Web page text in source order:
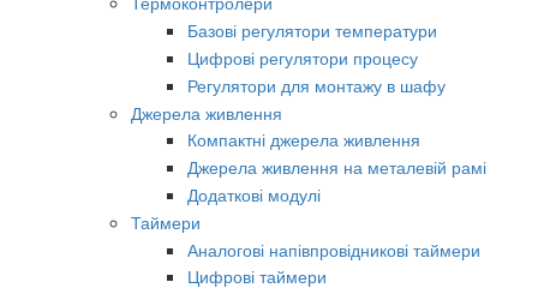
Базові регулятори температури
Цифрові регулятори процесу
Регулятори для монтажу в шафу
Джерела живлення
Компактні джерела живлення
Джерела живлення на металевій рамі
Додаткові модулі
Таймери
Аналогові напівпровідникові таймери
Цифрові таймери